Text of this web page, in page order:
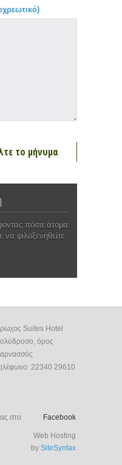
πόσα άτομα
να φιλοξενηθείτε.
Suites Hotel
όρος
22340 29610
στο Facebook
Web Hosting
by SiteSyntax